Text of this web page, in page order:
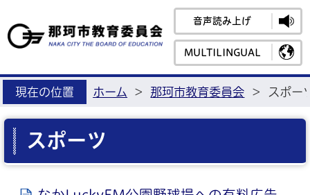
那珂市教
音声読み上げ
MULTILINGUAL
現在の位置 ホーム > 那珂市教育委員会 > スポー
スポーツ